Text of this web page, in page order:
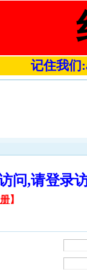
记住我们
问,请登
】